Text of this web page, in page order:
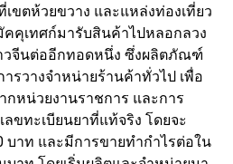
ขตห้วยขวาง และแหล่งท่องเที่ยว
คคุเทศก์มารับสินค้าไปหลอกลวง
วจีนต่ออีกทอดหนึ่ง ซึ่งผลิตภัณฑ์
รวางจำหน่ายร้านค้าทั่วไป เพื่อ
กหน่วยงานราชการ และการ
ขทะเบียนยาที่แท้จริง โดยจะ
บาท และมีการขายทำกำไรต่อใน